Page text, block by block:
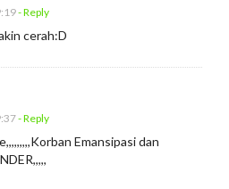
- Reply
cerah:D
- Reply
Emansipasi dan